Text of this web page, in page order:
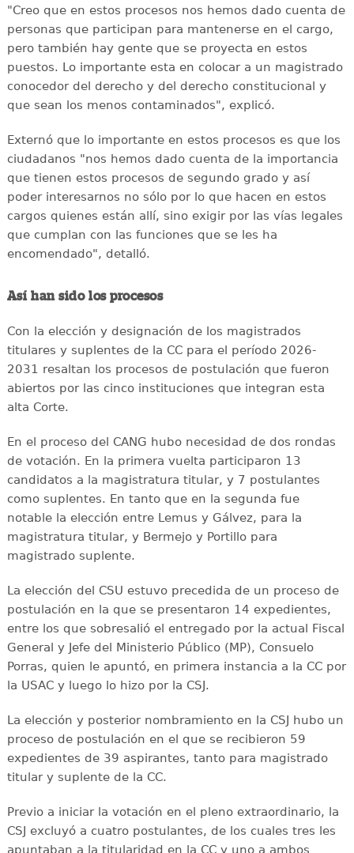
"Creo que en estos procesos nos hemos dado cuenta de
personas que participan para mantenerse en el cargo,
pero también hay gente que se proyecta en estos
puestos. Lo importante esta en colocar a un magistrado
conocedor del derecho y del derecho constitucional y
que sean los menos contaminados", explicó.
Externó que lo importante en estos procesos es que los
ciudadanos "nos hemos dado cuenta de la importancia
que tienen estos procesos de segundo grado y así
poder interesarnos no sólo por lo que hacen en estos
cargos quienes están allí, sino exigir por las vías legales
que cumplan con las funciones que se les ha
encomendado", detalló.
Así han sido los procesos
Con la elección y designación de los magistrados
titulares y suplentes de la CC para el período 2026-
2031 resaltan los procesos de postulación que fueron
abiertos por las cinco instituciones que integran esta
alta Corte.
En el proceso del CANG hubo necesidad de dos rondas
de votación. En la primera vuelta participaron 13
candidatos a la magistratura titular, y 7 postulantes
como suplentes. En tanto que en la segunda fue
notable la elección entre Lemus y Gálvez, para la
magistratura titular, y Bermejo y Portillo para
magistrado suplente.
La elección del CSU estuvo precedida de un proceso de
postulación en la que se presentaron 14 expedientes,
entre los que sobresalió el entregado por la actual Fiscal
General y Jefe del Ministerio Público (MP), Consuelo
Porras, quien le apuntó, en primera instancia a la CC por
la USAC y luego lo hizo por la CSJ.
La elección y posterior nombramiento en la CSJ hubo un
proceso de postulación en el que se recibieron 59
expedientes de 39 aspirantes, tanto para magistrado
titular y suplente de la CC.
Previo a iniciar la votación en el pleno extraordinario, la
CSJ excluyó a cuatro postulantes, de los cuales tres les
apuntaban a la titularidad en la CC y uno a ambos